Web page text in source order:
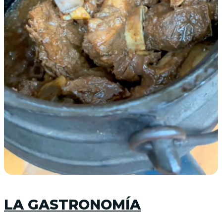
LA GASTRONOMÍA